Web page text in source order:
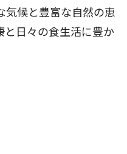
気候と豊富な自然の恵
と日々の食生活に豊か